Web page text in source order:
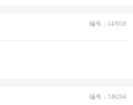
编号：143918
编号：146294